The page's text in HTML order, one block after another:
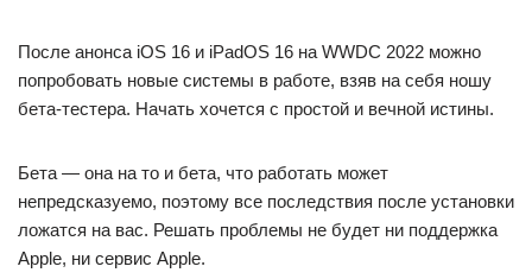
После анонса iOS 16 и iPadOS 16 на WWDC 2022 можно
попробовать новые системы в работе, взяв на себя ношу
бета-тестера. Начать хочется с простой и вечной истины.
Бета — она на то и бета, что работать может
непредсказуемо, поэтому все последствия после установки
ложатся на вас. Решать проблемы не будет ни поддержка
Apple, ни сервис Apple.